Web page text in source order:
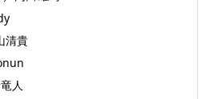
清貴
人